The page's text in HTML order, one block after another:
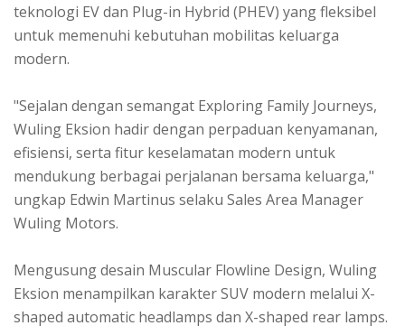
teknologi EV dan Plug-in Hybrid (PHEV) yang fleksibel
untuk memenuhi kebutuhan mobilitas keluarga
modern.
"Sejalan dengan semangat Exploring Family Journeys,
Wuling Eksion hadir dengan perpaduan kenyamanan,
efisiensi, serta fitur keselamatan modern untuk
mendukung berbagai perjalanan bersama keluarga,"
ungkap Edwin Martinus selaku Sales Area Manager
Wuling Motors.
Mengusung desain Muscular Flowline Design, Wuling
Eksion menampilkan karakter SUV modern melalui X-
shaped automatic headlamps dan X-shaped rear lamps.